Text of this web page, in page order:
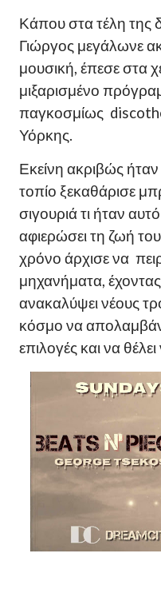
Κάπου στα τέλη της
Γιώργος μεγάλωνε
μουσική, έπεσε στα
μιξαρισμένο
παγκοσμίως
Υόρκης.
Εκείνη ακριβώς
τοπίο ξεκαθάρισε
σιγουριά τι ήταν
αφιερώσει τη ζωή
χρόνο άρχισε να
μηχανήματα,
ανακαλύψει νέους
κόσμο να
επιλογές και να θέλει